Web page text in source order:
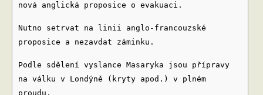
nová anglická proposice o evakuaci.
Nutno setrvat na linii anglo-francouzské
proposice a nezavdat záminku.
Podle sdělení vyslance Masaryka jsou přípravy
na válku v Londýně (kryty apod.) v plném
proudu.